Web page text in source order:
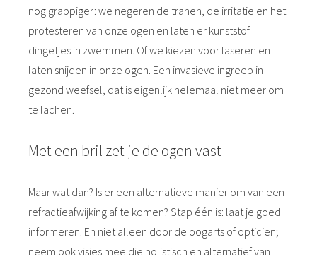
nog grappiger: we negeren de tranen, de irritatie en het
protesteren van onze ogen en laten er kunststof
dingetjes in zwemmen. Of we kiezen voor laseren en
laten snijden in onze ogen. Een invasieve ingreep in
gezond weefsel, dat is eigenlijk helemaal niet meer om
te lachen.
Met een bril zet je de ogen vast
Maar wat dan? Is er een alternatieve manier om van een
refractieafwijking af te komen? Stap één is: laat je goed
informeren. En niet alleen door de oogarts of opticien;
neem ook visies mee die holistisch en alternatief van